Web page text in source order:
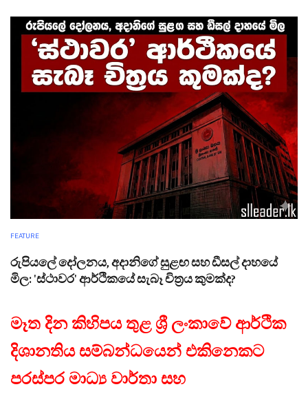
FEATURE
රුපියලේ දෝලනය, අදානිගේ සුළඟ සහ ඩීසල් දාහයේ
මිල: 'ස්ථාවර' ආර්ථිකයේ සැබෑ චිත්‍රය කුමක්ද?
මෑත දින කිහිපය තුළ ශ්‍රී ලංකාවේ ආර්ථික
දිශානතිය සම්බන්ධයෙන් එකිනෙකට
පරස්පර මාධ්‍ය වාර්තා සහ